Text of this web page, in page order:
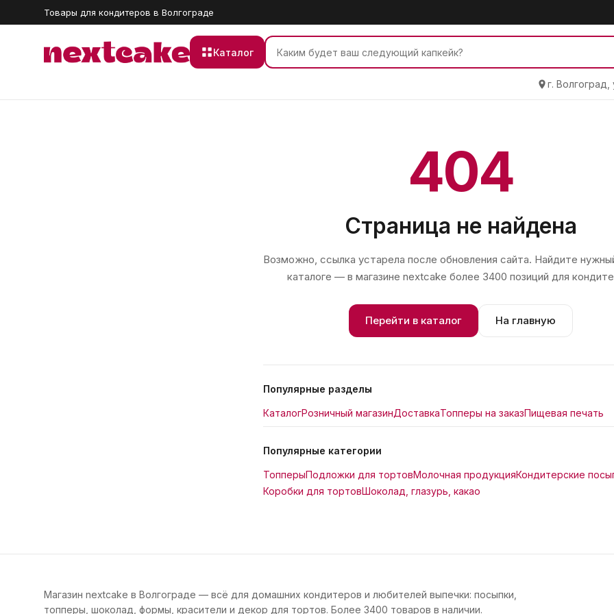
Товары для кондитеров в Волгограде
Каталог
г.
404
Страница не найдена
Возможно, ссылка устарела после обновления сайта. Найдите
каталоге — в магазине nextcake более 3400 позиций для
Перейти в каталог На главную
Популярные разделы
КаталогРозничный магазинДоставкаТопперы на заказПищевая печать
Популярные категории
ТопперыПодложки для тортовМолочная продукцияКондитерские
Коробки для тортовШоколад, глазурь, какао
Магазин nextcake в Волгограде — всё для домашних кондитеров и любителей выпечки: посыпки,
топперы, шоколад, формы, красители и декор для тортов. Более 3400 товаров в наличии.